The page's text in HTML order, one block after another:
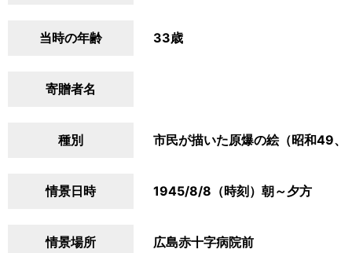
当時の年齢 33歳
寄贈者名
種別 市民が描いた原爆の絵（昭和49、
情景日時 1945/8/8（時刻）朝～夕方
情景場所 広島赤十字病院前